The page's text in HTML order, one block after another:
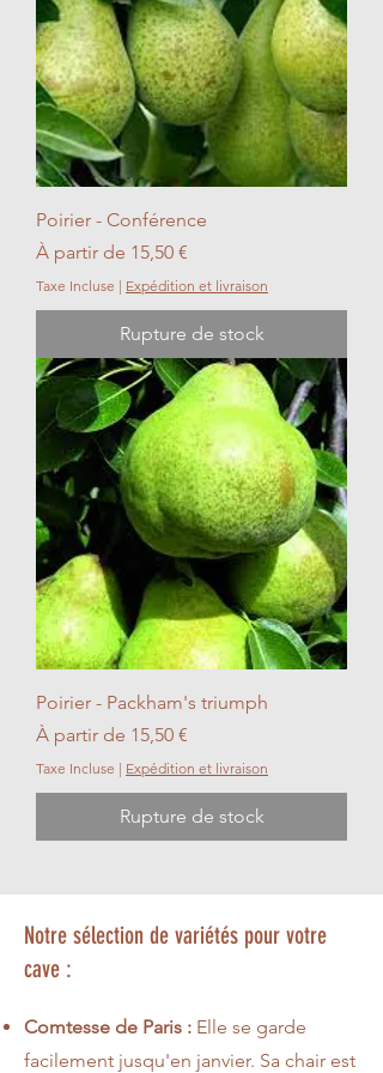
Poirier - Conférence
À partir de 15,50 €
Prix promotionnel
Taxe Incluse | Expédition et livraison
Rupture de stock
Poirier - Packham's triumph
À partir de 15,50 €
Prix promotionnel
Taxe Incluse | Expédition et livraison
Rupture de stock
Notre sélection de variétés pour votre
cave :
Comtesse de Paris : Elle se garde
facilement jusqu'en janvier. Sa chair est